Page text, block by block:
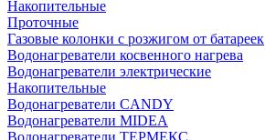
Накопительные
Проточные
Газовые колонки с розжигом от батареек
Водонагреватели косвенного нагрева
Водонагреватели электрические
Накопительные
Водонагреватели CANDY
Водонагреватели MIDEA
Водонагреватели ТЕРМЕКС